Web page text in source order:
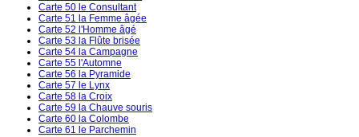
Carte 50 le Consultant
Carte 51 la Femme âgée
Carte 52 l'Homme âgé
Carte 53 la Flûte brisée
Carte 54 la Campagne
Carte 55 l'Automne
Carte 56 la Pyramide
Carte 57 le Lynx
Carte 58 la Croix
Carte 59 la Chauve souris
Carte 60 la Colombe
Carte 61 le Parchemin